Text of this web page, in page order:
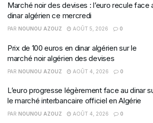
Marché noir des devises : l’euro recule face
dinar algérien ce mercredi
PAR NOUNOU AZOUZ AOÛT 5, 2026 0
Prix de 100 euros en dinar algérien sur le
marché noir algérien des devises
PAR NOUNOU AZOUZ AOÛT 4, 2026 0
L’euro progresse légèrement face au dinar
le marché interbancaire officiel en Algérie
PAR NOUNOU AZOUZ AOÛT 4, 2026 0